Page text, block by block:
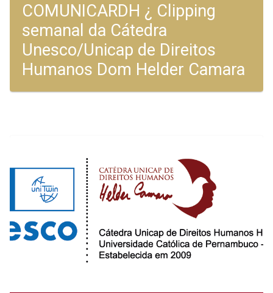
COMUNICARDH ¿ Clipping
semanal da Cátedra
Unesco/Unicap de Direitos
Humanos Dom Helder Camara